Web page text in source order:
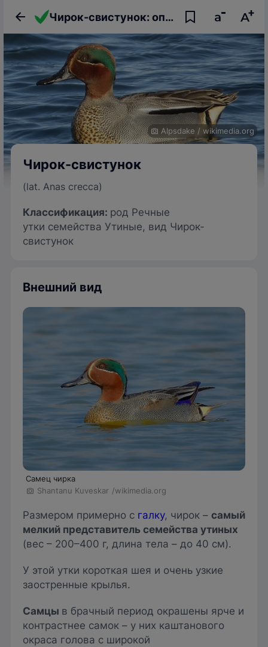
Чирок-свистунок: описание птицы, фото, образ жизни и интересные факты
Alpsdake / wikimedia.org
Чирок-свистунок
(lat. Anas crecca)
Классификация: род Речные
утки семейства Утиные, вид Чирок-
свистунок
Внешний вид
Самец чирка
Shantanu Kuveskar /wikimedia.org
Размером примерно с галку, чирок – самый
мелкий представитель семейства утиных
(вес – 200–400 г, длина тела – до 40 см).
У этой утки короткая шея и очень узкие
заостренные крылья.
Самцы в брачный период окрашены ярче и
контрастнее самок – у них каштанового
окраса голова с широкой